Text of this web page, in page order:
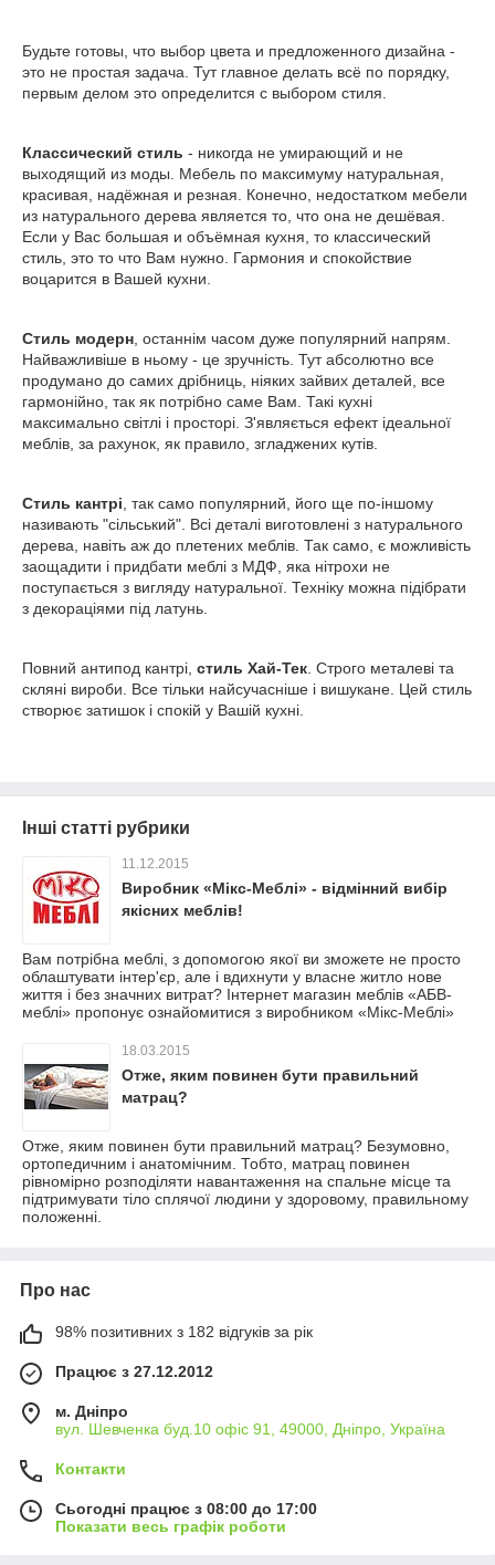
Будьте готовы, что выбор цвета и предложенного дизайна -
это не простая задача. Тут главное делать всё по порядку,
первым делом это определится с выбором стиля.
Классический стиль - никогда не умирающий и не
выходящий из моды. Мебель по максимуму натуральная,
красивая, надёжная и резная. Конечно, недостатком мебели
из натурального дерева является то, что она не дешёвая.
Если у Вас большая и объёмная кухня, то классический
стиль, это то что Вам нужно. Гармония и спокойствие
воцарится в Вашей кухни.
Стиль модерн , останнім часом дуже популярний напрям.
Найважливіше в ньому - це зручність. Тут абсолютно все
продумано до самих дрібниць, ніяких зайвих деталей, все
гармонійно, так як потрібно саме Вам. Такі кухні
максимально світлі і просторі. З'являється ефект ідеальної
меблів, за рахунок, як правило, згладжених кутів.
Стиль кантрі , так само популярний, його ще по-іншому
називають "сільський". Всі деталі виготовлені з натурального
дерева, навіть аж до плетених меблів. Так само, є можливість
заощадити і придбати меблі з МДФ, яка нітрохи не
поступається з вигляду натуральної. Техніку можна підібрати
з декораціями під латунь.
Повний антипод кантрі, стиль Хай-Тек . Строго металеві та
скляні вироби. Все тільки найсучасніше і вишукане. Цей стиль
створює затишок і спокій у Вашій кухні.
Інші статті рубрики
11.12.2015
Виробник «Мікс-Меблі» - відмінний вибір
якісних меблів!
Вам потрібна меблі, з допомогою якої ви зможете не просто
облаштувати інтер'єр, але і вдихнути у власне житло нове
життя і без значних витрат? Інтернет магазин меблів «АБВ-
меблі» пропонує ознайомитися з виробником «Мікс-Меблі»
18.03.2015
Отже, яким повинен бути правильний
матрац?
Отже, яким повинен бути правильний матрац? Безумовно,
ортопедичним і анатомічним. Тобто, матрац повинен
рівномірно розподіляти навантаження на спальне місце та
підтримувати тіло сплячої людини у здоровому, правильному
положенні.
Про нас
98% позитивних з 182 відгуків за рік
Працює з 27.12.2012
м. Дніпро
вул. Шевченка буд.10 офіс 91, 49000, Дніпро, Україна
Контакти
Сьогодні працює з 08:00 до 17:00
Показати весь графік роботи